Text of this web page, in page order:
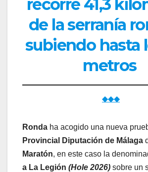
recorre 41,3
de la serranía
subiendo hasta
metros
◆◆◆
Ronda ha acogido una nueva
Provincial Diputación de Málaga
Maratón, en este caso la
a La Legión (Hole 2026) sobre un